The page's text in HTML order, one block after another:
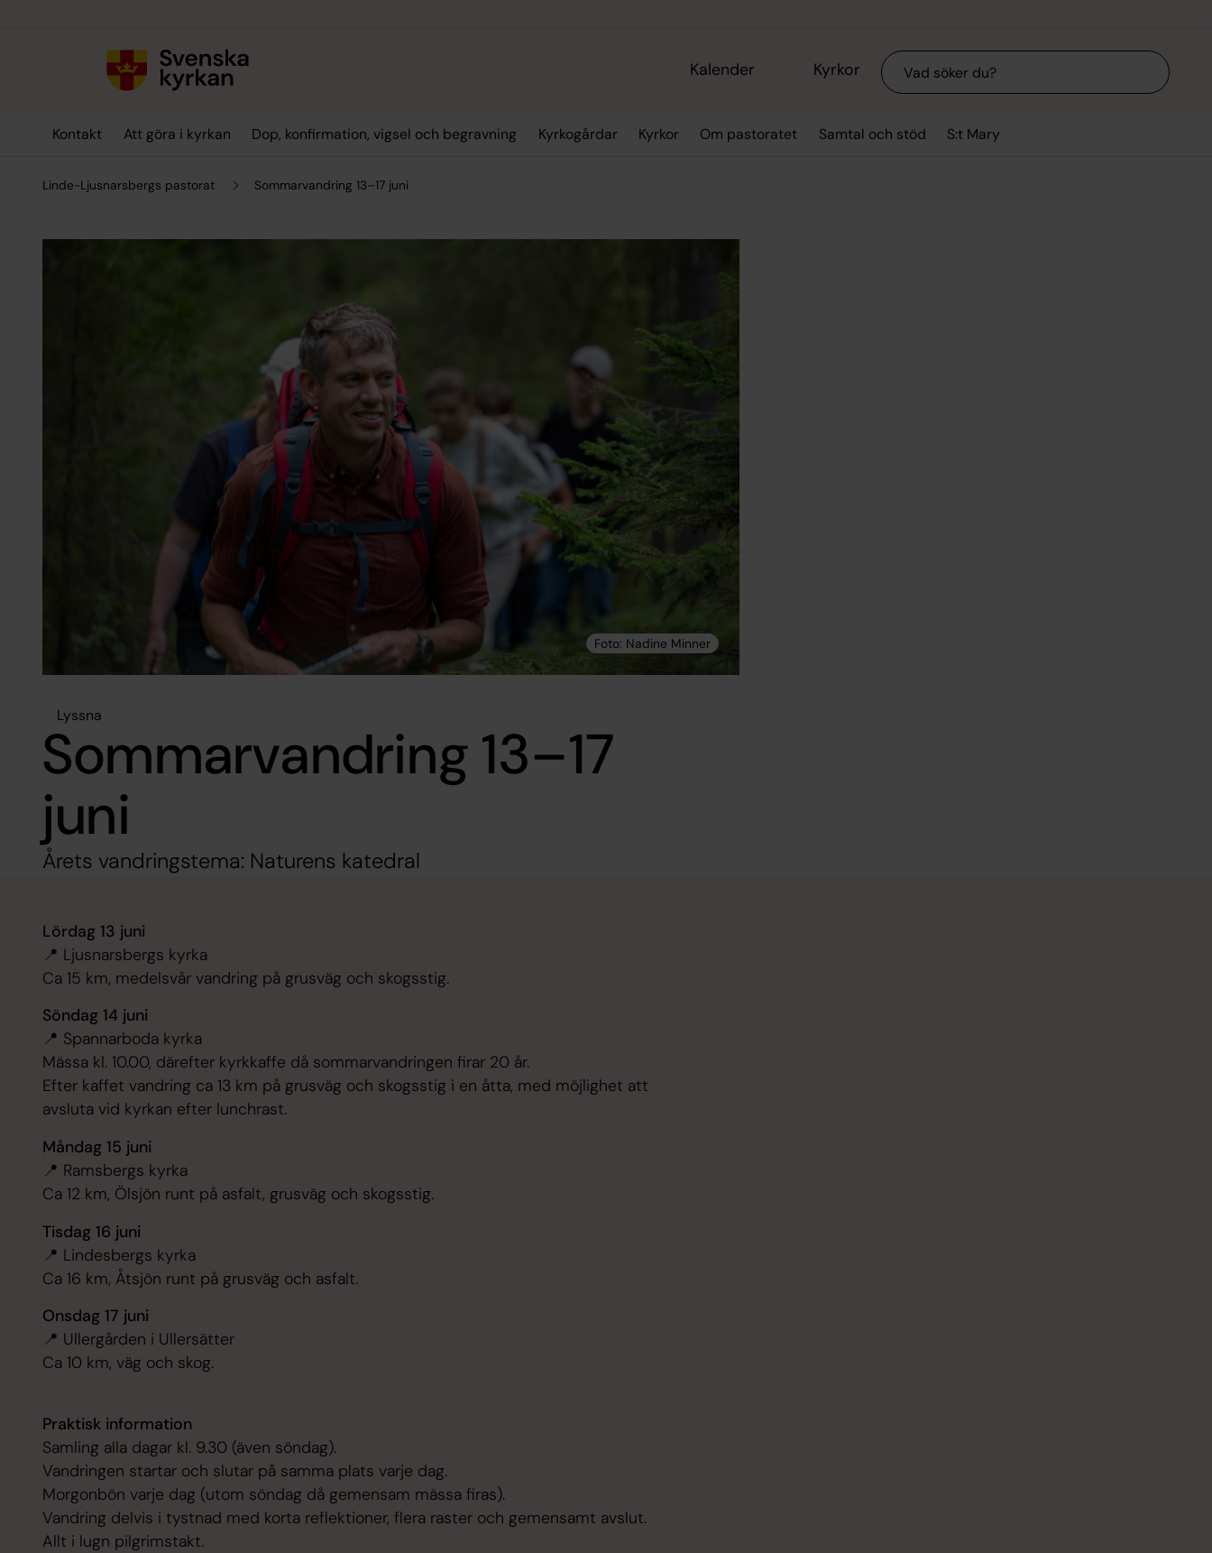
Kalender Kyrkor Sök
Kontakt Att göra i kyrkan Dop, konfirmation, vigsel och begravning Kyrkogårdar Kyrkor Om pastoratet Samtal och stöd S:t Mary
Linde-Ljusnarsbergs pastorat Sommarvandring 13–17 juni
Lyssna
Sommarvandring 13–17
juni
Årets vandringstema: Naturens katedral
Lördag 13 juni
📍 Ljusnarsbergs kyrka
Ca 15 km, medelsvår vandring på grusväg och skogsstig.
Söndag 14 juni
📍 Spannarboda kyrka
Mässa kl. 10.00, därefter kyrkkaffe då sommarvandringen firar 20 år.
Efter kaffet vandring ca 13 km på grusväg och skogsstig i en åtta, med möjlighet att
avsluta vid kyrkan efter lunchrast.
Måndag 15 juni
📍 Ramsbergs kyrka
Ca 12 km, Ölsjön runt på asfalt, grusväg och skogsstig.
Tisdag 16 juni
📍 Lindesbergs kyrka
Ca 16 km, Åtsjön runt på grusväg och asfalt.
Onsdag 17 juni
📍 Ullergården i Ullersätter
Ca 10 km, väg och skog.
Praktisk information
Samling alla dagar kl. 9.30 (även söndag).
Vandringen startar och slutar på samma plats varje dag.
Morgonbön varje dag (utom söndag då gemensam mässa firas).
Vandring delvis i tystnad med korta reflektioner, flera raster och gemensamt avslut.
Allt i lugn pilgrimstakt.